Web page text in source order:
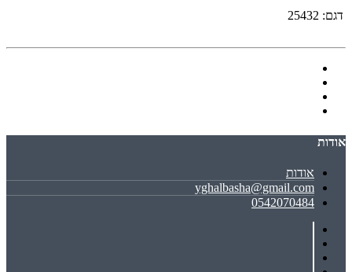
דגם: 25432
אודות
אודות
yghalbasha@gmail.com
0542070484